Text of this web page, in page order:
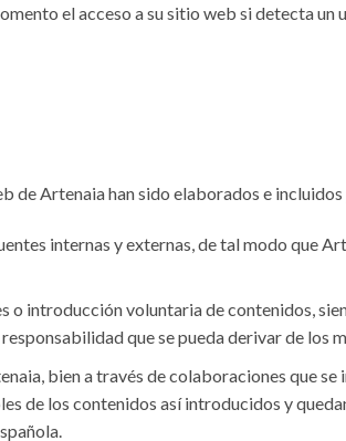
el acceso a su sitio web si detecta un
de Artenaia han sido elaborados e
internas y externas, de tal modo que
o introducción voluntaria de contenidos,
que se pueda derivar de los
bien a través de colaboraciones que
de los contenidos así introducidos y